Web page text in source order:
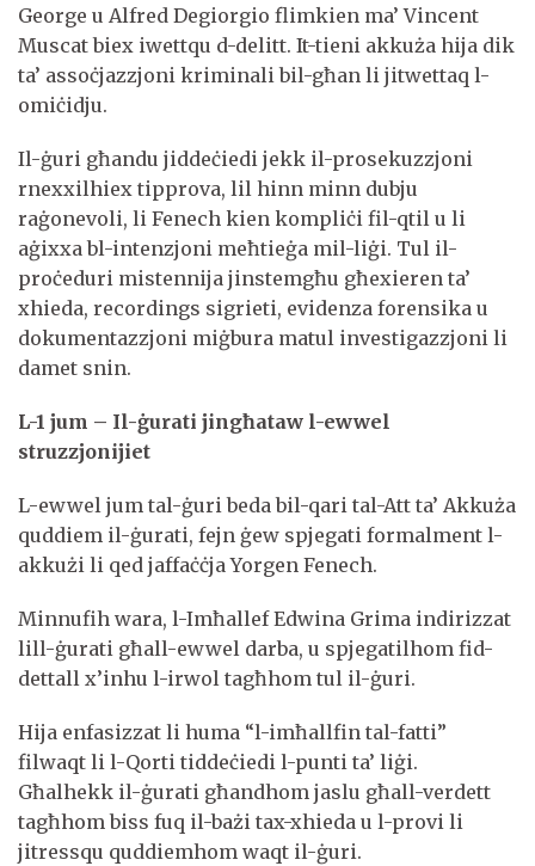
George u Alfred Degiorgio flimkien ma’ Vincent
Muscat biex iwettqu d-delitt. It-tieni akkuża hija dik
ta’ assoċjazzjoni kriminali bil-għan li jitwettaq l-
omiċidju.
Il-ġuri għandu jiddeċiedi jekk il-prosekuzzjoni
rnexxilhiex tipprova, lil hinn minn dubju
raġonevoli, li Fenech kien kompliċi fil-qtil u li
aġixxa bl-intenzjoni meħtieġa mil-liġi. Tul il-
proċeduri mistennija jinstemgħu għexieren ta’
xhieda, recordings sigrieti, evidenza forensika u
dokumentazzjoni miġbura matul investigazzjoni li
damet snin.
L-1 jum – Il-ġurati jingħataw l-ewwel
struzzjonijiet
L-ewwel jum tal-ġuri beda bil-qari tal-Att ta’ Akkuża
quddiem il-ġurati, fejn ġew spjegati formalment l-
akkużi li qed jaffaċċja Yorgen Fenech.
Minnufih wara, l-Imħallef Edwina Grima indirizzat
lill-ġurati għall-ewwel darba, u spjegatilhom fid-
dettall x’inhu l-irwol tagħhom tul il-ġuri.
Hija enfasizzat li huma “l-imħallfin tal-fatti”
filwaqt li l-Qorti tiddeċiedi l-punti ta’ liġi.
Għalhekk il-ġurati għandhom jaslu għall-verdett
tagħhom biss fuq il-bażi tax-xhieda u l-provi li
jitressqu quddiemhom waqt il-ġuri.